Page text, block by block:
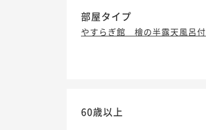
部屋タイプ
やすらぎ館 檜の半露天風呂付
60歳以上